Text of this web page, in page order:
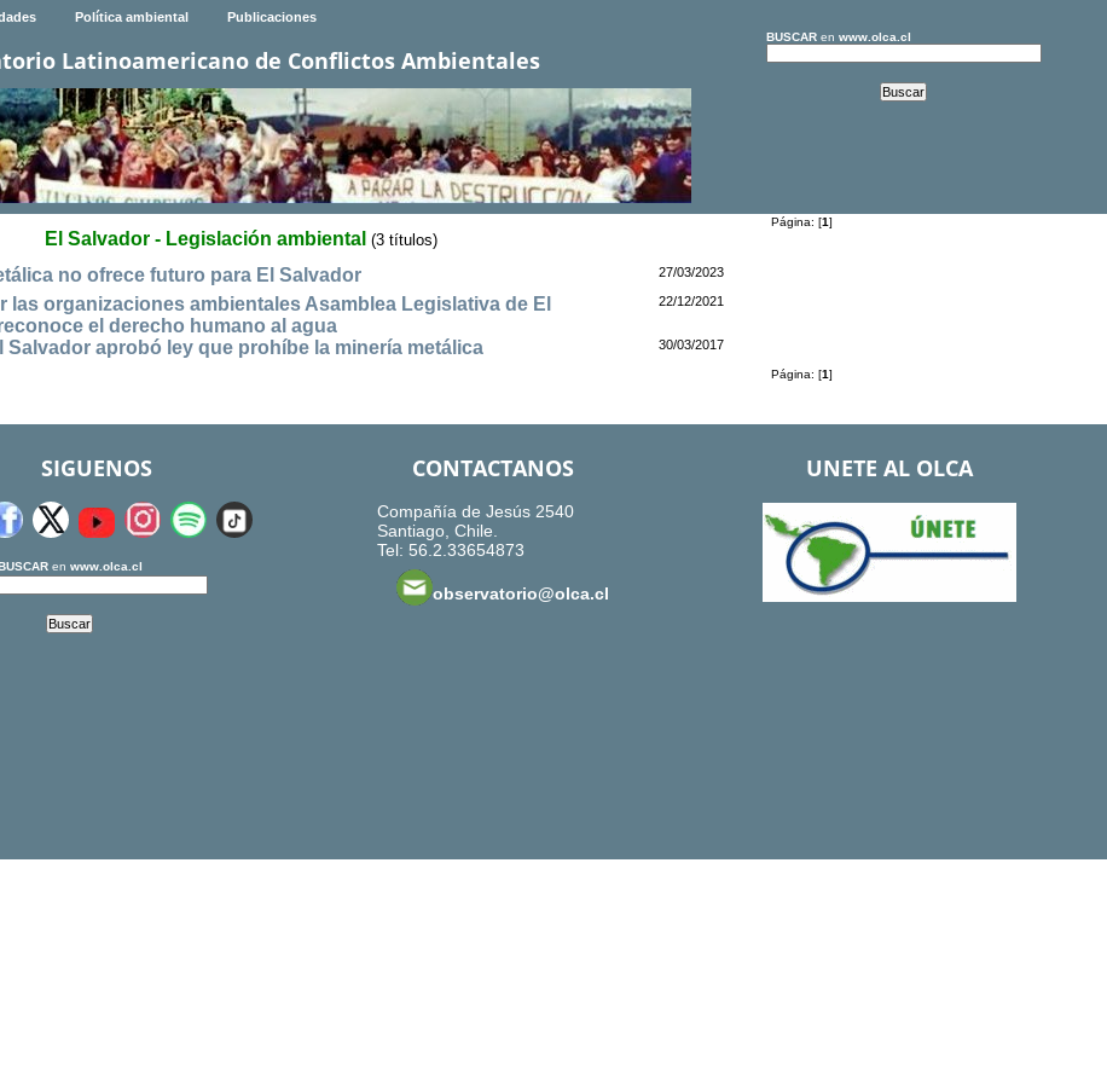
Política ambiental Publicaciones
Latinoamericano de Conflictos Ambientales
BUSCARen www.olca.cl
Página: [1]
El Salvador - Legislación ambiental (3 títulos)
no ofrece futuro para El Salvador 27/03/2023
organizaciones ambientales Asamblea Legislativa de El
el derecho humano al agua
22/12/2021
Salvador aprobó ley que prohíbe la minería metálica 30/03/2017
Página: [1]
SIGUENOS
BUSCARen www.olca.cl
CONTACTANOS
Compañía de Jesús 2540
Santiago, Chile.
Tel: 56.2.33654873
observatorio@olca.cl
UNETE AL OLCA